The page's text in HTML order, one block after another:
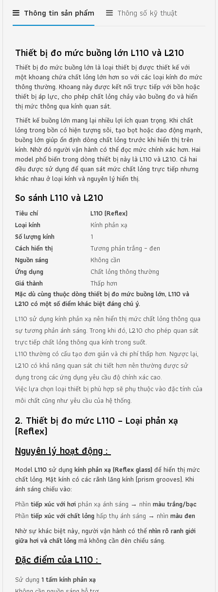
Thông tin sản phẩm Thông số kỹ thuật
Thiết bị đo mức buồng lớn L110 và L210
Thiết bị đo mức buồng lớn là loại thiết bị được thiết kế với
một khoang chứa chất lỏng lớn hơn so với các loại kính đo mức
thông thường. Khoang này được kết nối trực tiếp với bồn hoặc
thiết bị áp lực, cho phép chất lỏng chảy vào buồng đo và hiển
thị mức thông qua kính quan sát.
Thiết kế buồng lớn mang lại nhiều lợi ích quan trọng. Khi chất
lỏng trong bồn có hiện tượng sôi, tạo bọt hoặc dao động mạnh,
buồng lớn giúp ổn định dòng chất lỏng trước khi hiển thị trên
kính. Nhờ đó người vận hành có thể đọc mức chính xác hơn. Hai
model phổ biến trong dòng thiết bị này là L110 và L210. Cả hai
đều được sử dụng để quan sát mức chất lỏng trực tiếp nhưng
khác nhau ở loại kính và nguyên lý hiển thị.
So sánh L110 và L210
Tiêu chí
L110 (Reflex)
Loại kính
Kính phản xạ
Số lượng kính
1
Cách hiển thị
Tương phản trắng – đen
Nguồn sáng
Không cần
Ứng dụng
Chất lỏng thông thường
Giá thành
Thấp hơn
Mặc dù cùng thuộc dòng thiết bị đo mức buồng lớn, L110 và
L210 có một số điểm khác biệt đáng chú ý.
L110 sử dụng kính phản xạ nên hiển thị mức chất lỏng thông qua
sự tương phản ánh sáng. Trong khi đó, L210 cho phép quan sát
trực tiếp chất lỏng thông qua kính trong suốt.
L110 thường có cấu tạo đơn giản và chi phí thấp hơn. Ngược lại,
L210 có khả năng quan sát chi tiết hơn nên thường được sử
dụng trong các ứng dụng yêu cầu độ chính xác cao.
Việc lựa chọn loại thiết bị phù hợp sẽ phụ thuộc vào đặc tính của
môi chất cũng như yêu cầu của hệ thống.
2. Thiết bị đo mức L110 – Loại phản xạ
(Reflex)
Nguyên lý hoạt động :
ModelL110 sử dụng kính phản xạ (Reflex glass)để hiển thị mức
chất lỏng. Mặt kính có các rãnh lăng kính (prism grooves). Khi
ánh sáng chiếu vào:
Phần tiếp xúc với hơi phản xạ ánh sáng → nhìn màu trắng/bạc
Phần tiếp xúc với chất lỏng hấp thụ ánh sáng → nhìn màu đen
Nhờ sự khác biệt này, người vận hành có thểnhìn rõ ranh giới
giữa hơi và chất lỏngmà không cần đèn chiếu sáng.
Đặc điểm của L110 :
Sử dụng 1 tấm kính phản xạ